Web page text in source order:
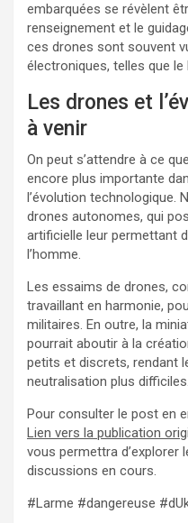
embarquées se révèlent
renseignement et le
ces drones sont souvent
électroniques, telles que
Les drones et
à venir
On peut s’attendre à ce
encore plus importante
l’évolution technologique.
drones autonomes, qui
artificielle leur permettant
l’homme.
Les essaims de drones,
travaillant en harmonie,
militaires. En outre, la
pourrait aboutir à la
petits et discrets, rendant
neutralisation plus difficiles.
Pour consulter le post en
Lien vers la publication
vous permettra d’explorer
discussions en cours.
#Larme #dangereuse